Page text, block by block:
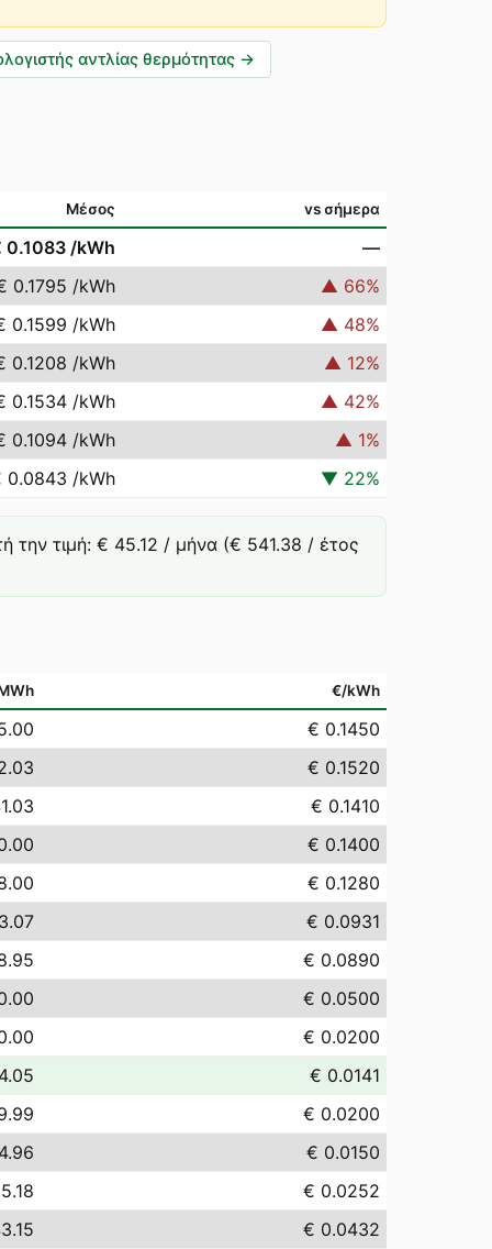
αντλίας θερμότητας →
Μέσος vs σήμερα
0.1083 /kWh
—
0.1795 /kWh ▲ 66%
0.1599 /kWh ▲ 48%
0.1208 /kWh ▲ 12%
0.1534 /kWh ▲ 42%
0.1094 /kWh ▲ 1%
0.0843 /kWh ▼ 22%
την τιμή: € 45.12 / μήνα (€ 541.38 / έτος
€/kWh
€ 0.1450
€ 0.1520
€ 0.1410
€ 0.1400
€ 0.1280
€ 0.0931
€ 0.0890
€ 0.0500
€ 0.0200
€ 0.0141
€ 0.0200
€ 0.0150
€ 0.0252
€ 0.0432